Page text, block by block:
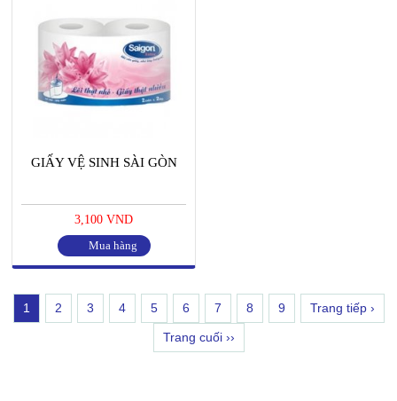
GIẤY VỆ SINH SÀI GÒN
3,100 VND
Mua hàng
1 2 3 4 5 6 7 8 9 Trang tiếp ›
Trang cuối ››